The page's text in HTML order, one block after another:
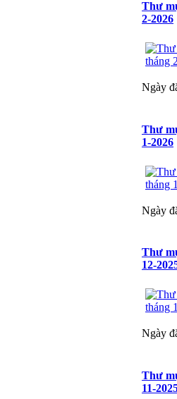
Thư
2-2026
Ngày
Thư
1-2026
Ngày
Thư
12-
Ngày
Thư
11-